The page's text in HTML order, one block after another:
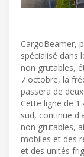
CargoBeamer,
spécialisé dans
non grutables,
7 octobre, la
passera de
Cette ligne de
sud, continue
non grutables,
mobiles et des
et des unités